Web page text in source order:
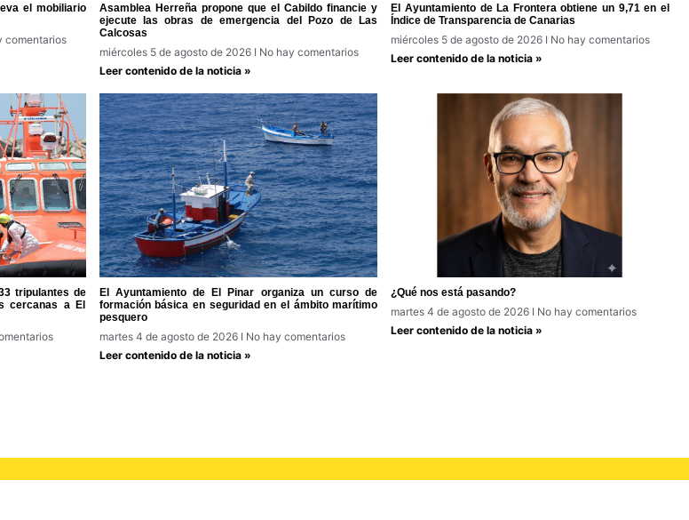
el mobiliario
comentarios
Asamblea Herreña propone que el Cabildo financie y
ejecute las obras de emergencia del Pozo de Las
Calcosas
miércoles 5 de agosto de 2026
No hay comentarios
Leer contenido de la noticia »
El Ayuntamiento de La Frontera obtiene un 9,71 en el
Índice de Transparencia de Canarias
miércoles 5 de agosto de 2026
No hay comentarios
Leer contenido de la noticia »
tripulantes de
cercanas a El
El Ayuntamiento de El Pinar organiza un curso de
formación básica en seguridad en el ámbito marítimo
pesquero
martes 4 de agosto de 2026
No hay comentarios
Leer contenido de la noticia »
¿Qué nos está pasando?
martes 4 de agosto de 2026
No hay comentarios
Leer contenido de la noticia »